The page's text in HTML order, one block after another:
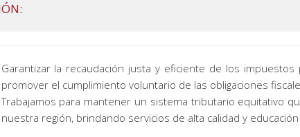
Garantizar la recaudación justa y eficiente de los
promover el cumplimiento voluntario de las obligaciones
Trabajamos para mantener un sistema tributario equitativo
nuestra región, brindando servicios de alta calidad y